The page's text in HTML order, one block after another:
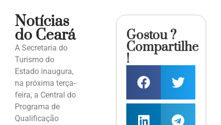
Notícias
do Ceará
A Secretaria do
Turismo do
Estado inaugura,
na próxima terça-
feira, a Central do
Programa de
Qualificação
Gostou ?
Compartilhe
!